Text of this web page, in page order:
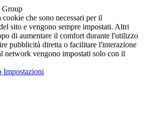
che sono necessari per il
sito e vengono sempre impostati. Altri
di aumentare il comfort durante l'utilizzo
pubblicità diretta o facilitare l'interazione
network vengono impostati solo con il
Impostazioni